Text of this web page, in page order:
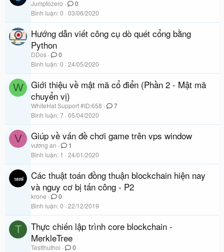
Jumptozero
0
Bình luận 0 03/06/2020
Hướng dẫn viết công cụ dò quét cổng bằng
Python
DDos
0
Bình luận 0 24/05/2020
W
Giới thiệu về mật mã cổ điển (Phần 2 - Mật mã
chuyển vị)
WhiteHat Support #ID:658
7
Bình luận 7 05/04/2020
V Giúp về vấn đề chơi game trên vps window
vương an
1
Bình luận 1 24/01/2020
Các thuật toán đồng thuận blockchain hiện nay
và nguy cơ bị tấn công - P2
krone
0
Bình luận 0 22/12/2019
T
Thực chiến lập trình core blockchain -
MerkleTree
Testthuthoi
0